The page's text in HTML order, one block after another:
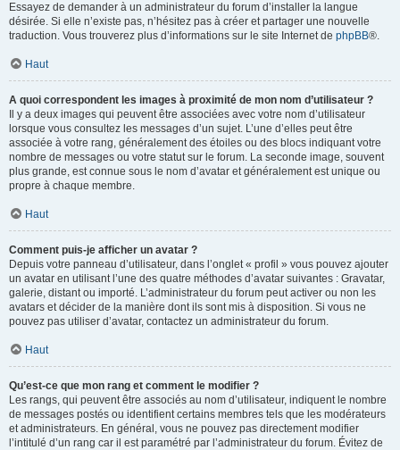
Essayez de demander à un administrateur du forum d’installer la langue
désirée. Si elle n’existe pas, n’hésitez pas à créer et partager une nouvelle
traduction. Vous trouverez plus d’informations sur le site Internet de phpBB®.
Haut
A quoi correspondent les images à proximité de mon nom d’utilisateur ?
Il y a deux images qui peuvent être associées avec votre nom d’utilisateur
lorsque vous consultez les messages d’un sujet. L’une d’elles peut être
associée à votre rang, généralement des étoiles ou des blocs indiquant votre
nombre de messages ou votre statut sur le forum. La seconde image, souvent
plus grande, est connue sous le nom d’avatar et généralement est unique ou
propre à chaque membre.
Haut
Comment puis-je afficher un avatar ?
Depuis votre panneau d’utilisateur, dans l’onglet « profil » vous pouvez ajouter
un avatar en utilisant l’une des quatre méthodes d’avatar suivantes : Gravatar,
galerie, distant ou importé. L’administrateur du forum peut activer ou non les
avatars et décider de la manière dont ils sont mis à disposition. Si vous ne
pouvez pas utiliser d’avatar, contactez un administrateur du forum.
Haut
Qu’est-ce que mon rang et comment le modifier ?
Les rangs, qui peuvent être associés au nom d’utilisateur, indiquent le nombre
de messages postés ou identifient certains membres tels que les modérateurs
et administrateurs. En général, vous ne pouvez pas directement modifier
l’intitulé d’un rang car il est paramétré par l’administrateur du forum. Évitez de